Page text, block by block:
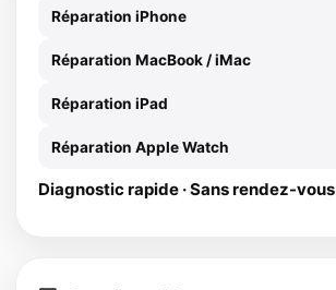
Réparation iPhone
Réparation MacBook / iMac
Réparation iPad
Réparation Apple Watch
Diagnostic rapide · Sans rendez-vous